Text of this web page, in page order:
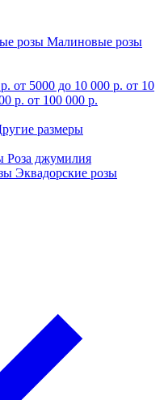
розы Малиновые розы
от 5000 до 10 000 р. от 10
р. от 100 000 р.
размеры
Роза джумилия
Эквадорские розы